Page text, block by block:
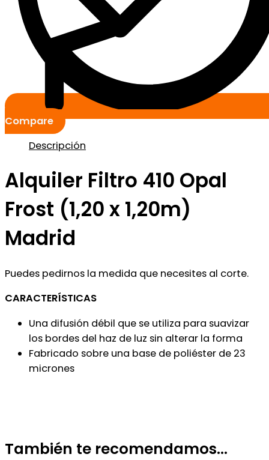
Compare
Descripción
Alquiler Filtro 410 Opal
Frost (1,20 x 1,20m)
Madrid
Puedes pedirnos la medida que necesites al corte.
CARACTERÍSTICAS
Una difusión débil que se utiliza para suavizar
los bordes del haz de luz sin alterar la forma
Fabricado sobre una base de poliéster de 23
micrones
También te recomendamos…